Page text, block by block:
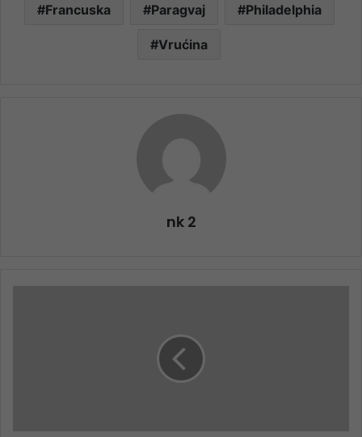
Francuska Paragvaj Philadelphia
Vrućina
nk 2